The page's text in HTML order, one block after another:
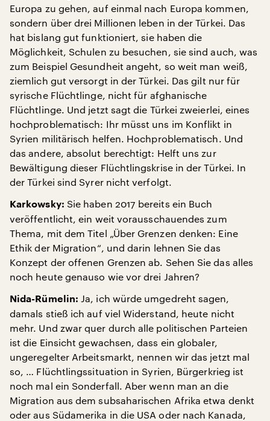
Europa zu gehen, auf einmal nach Europa kommen,
sondern über drei Millionen leben in der Türkei. Das
hat bislang gut funktioniert, sie haben die
Möglichkeit, Schulen zu besuchen, sie sind auch, was
zum Beispiel Gesundheit angeht, so weit man weiß,
ziemlich gut versorgt in der Türkei. Das gilt nur für
syrische Flüchtlinge, nicht für afghanische
Flüchtlinge. Und jetzt sagt die Türkei zweierlei, eines
hochproblematisch: Ihr müsst uns im Konflikt in
Syrien militärisch helfen. Hochproblematisch. Und
das andere, absolut berechtigt: Helft uns zur
Bewältigung dieser Flüchtlingskrise in der Türkei. In
der Türkei sind Syrer nicht verfolgt.
Karkowsky: Sie haben 2017 bereits ein Buch
veröffentlicht, ein weit vorausschauendes zum
Thema, mit dem Titel „Über Grenzen denken: Eine
Ethik der Migration“, und darin lehnen Sie das
Konzept der offenen Grenzen ab. Sehen Sie das alles
noch heute genauso wie vor drei Jahren?
Nida-Rümelin: Ja, ich würde umgedreht sagen,
damals stieß ich auf viel Widerstand, heute nicht
mehr. Und zwar quer durch alle politischen Parteien
ist die Einsicht gewachsen, dass ein globaler,
ungeregelter Arbeitsmarkt, nennen wir das jetzt mal
so, … Flüchtlingssituation in Syrien, Bürgerkrieg ist
noch mal ein Sonderfall. Aber wenn man an die
Migration aus dem subsaharischen Afrika etwa denkt
oder aus Südamerika in die USA oder nach Kanada,